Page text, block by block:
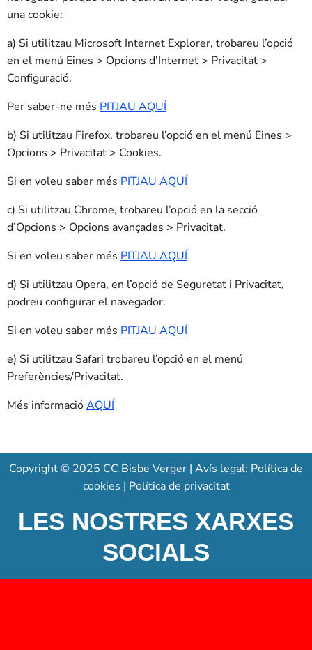
una cookie:
a) Si utilitzau Microsoft Internet Explorer, trobareu l’opció
en el menú Eines > Opcions d’Internet > Privacitat >
Configuració.
Per saber-ne més PITJAU AQUÍ
b) Si utilitzau Firefox, trobareu l’opció en el menú Eines >
Opcions > Privacitat > Cookies.
Si en voleu saber més PITJAU AQUÍ
c) Si utilitzau Chrome, trobareu l’opció en la secció
d’Opcions > Opcions avançades > Privacitat.
Si en voleu saber més PITJAU AQUÍ
d) Si utilitzau Opera, en l’opció de Seguretat i Privacitat,
podreu configurar el navegador.
Si en voleu saber més PITJAU AQUÍ
e) Si utilitzau Safari trobareu l’opció en el menú
Preferències/Privacitat.
Més informacióAQUÍ
Copyright © 2025 CC Bisbe Verger | Avís legal: Política de
cookies | Política de privacitat
LES NOSTRES XARXES
SOCIALS